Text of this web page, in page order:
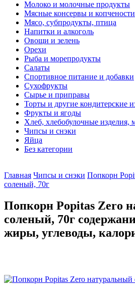
Молоко и молочные продукты
Мясные консервы и копчености
Мясо, субпродукты, птица
Напитки и алкоголь
Овощи и зелень
Орехи
Рыба и морепродукты
Салаты
Спортивное питание и добавки
Сухофрукты
Сырье и приправы
Торты и другие кондитерские
Фрукты и ягоды
Хлеб, хлебобулочные изделия,
Чипсы и снэки
Яйца
Без категории
Главная Чипсы и снэки Попкорн
соленый, 70г
Попкорн Popitas Zero
соленый, 70г
жиры, углеводы,